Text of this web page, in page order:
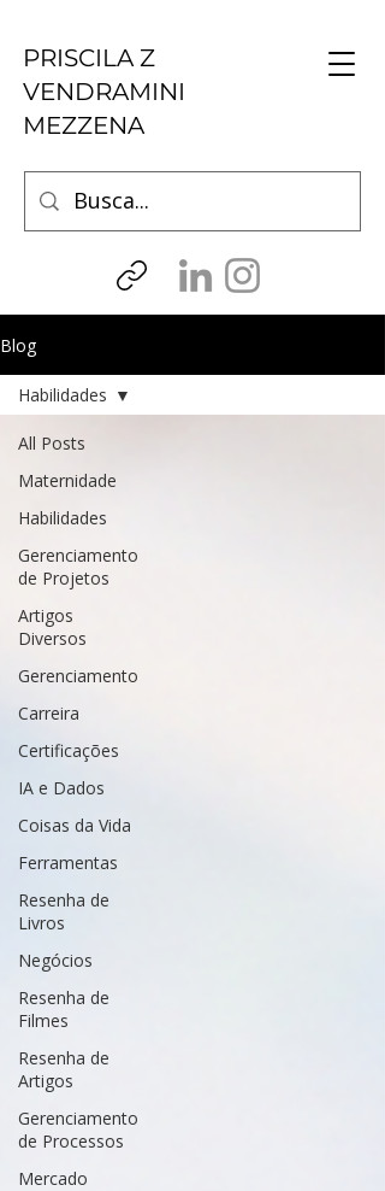
PRISCILA Z
VENDRAMINI
MEZZENA
Blog
All Posts
Maternidade
Habilidades
Gerenciamento
de Projetos
Artigos
Diversos
Gerenciamento
Carreira
Certificações
IA e Dados
Coisas da Vida
Ferramentas
Resenha de
Livros
Negócios
Resenha de
Filmes
Resenha de
Artigos
Gerenciamento
de Processos
Mercado
Habilidades